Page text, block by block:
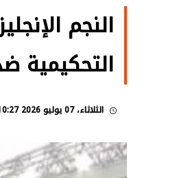
النجم
التحكيمية
الثلاثاء، 07 يوليو 2026 10:27 م